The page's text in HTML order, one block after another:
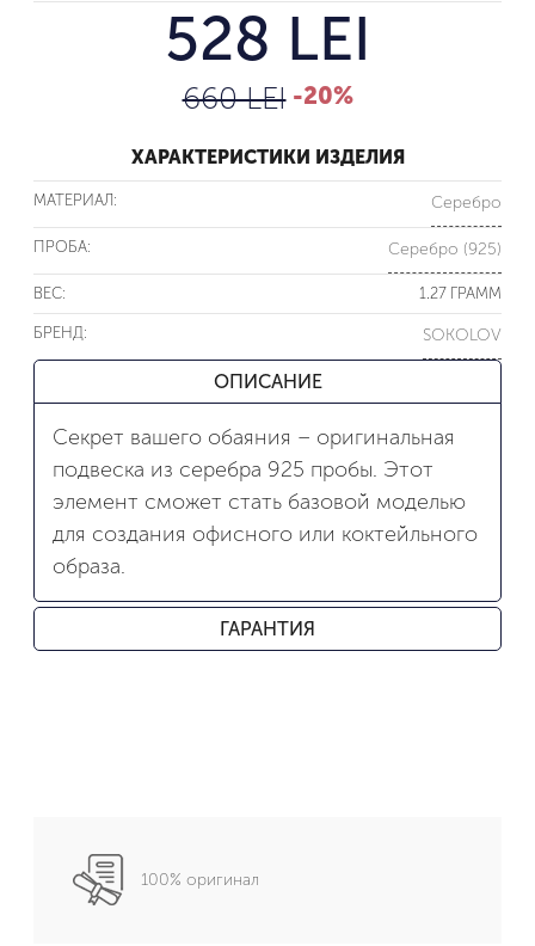
528 LEI
660 LEI -20%
ХАРАКТЕРИСТИКИ ИЗДЕЛИЯ
МАТЕРИАЛ: Серебро
ПРОБА: Серебро (925)
ВЕС: 1.27 ГРАММ
БРЕНД: SOKOLOV
ОПИСАНИЕ
Секрет вашего обаяния – оригинальная
подвеска из серебра 925 пробы. Этот
элемент сможет стать базовой моделью
для создания офисного или коктейльного
образа.
ГАРАНТИЯ
100% оригинал